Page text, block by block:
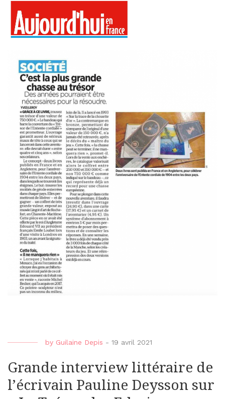
by Guilaine Depis - 19 avril 2021
Grande interview littéraire de
l’écrivain Pauline Deysson sur